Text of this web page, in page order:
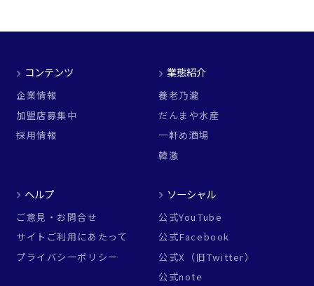
コンテンツ
企業情報
加盟店募集中
採用情報
業態紹介
養老乃瀧
だんまや水産
一軒め酒場
韓激
ヘルプ
ご意見・お問合せ
サイトご利用にあたって
プライバシーポリシー
ソーシャル
公式YouTube
公式Facebook
公式X（旧Twitter）
公式note